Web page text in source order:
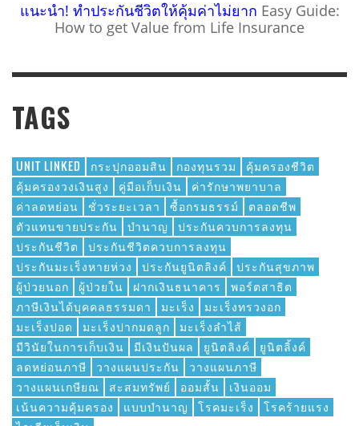
แนะนำ! ทำประกันชีวิตให้คุ้มค่าไม่ยาก Easy Guide:
How to get Value from Life Insurance
TAGS
UNIT LINKED กระปุกออมสิน กองทุนรวม
คุ้มครองชีวิต
คุ้มครองวงเงินสูง
คู่มือเก็บเงิน
ค่ารักษาพยาบาล
ค่าลดหย่อน
ชั่วระยะเวลา ซื้อกรมธรรม์
ตลอดชีพ
ตัวแทนขายประกัน
บำนาญ
ประกันควบการลงทุน
ประกันชีวิต
ประกันชีวิตควบการลงทุน
ประกันมะเร็งหายห่วง
ประกันยูนิตลิงค์
ประกันสุขภาพ
ผู้ป่วยนอก
ผู้ป่วยใน ฝากเงินธนาคาร
พอร์ตสาธิต
ภาษีเงินได้บุคคลธรรมดา
มะเร็ง
มะเร็งทรวงอก
มะเร็งปอด
มะเร็งปากมดลูก
มะเร็งลำไส้
มีวินัยในการเก็บเงิน
มีเงินปันผล ยูนิตลิงค์
ยูนิตลิ้งค์
ลดหย่อนภาษี
วางแผนประกัน
วางแผนภาษี
วางแผนเกษียณ
สะสมทรัพย์ ออมสั้น
เงินออม
เน้นความคุ้มครอง
แบบบำนาญ โรคมะเร็ง
โรคร้ายแรง